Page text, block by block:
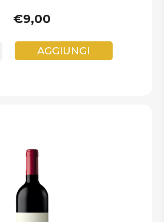
€9,00
AGGIUNGI